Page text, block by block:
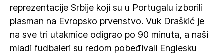
reprezentacije Srbije koji su u Portugalu izborili
plasman na Evropsko prvenstvo. Vuk Draškić je
na sve tri utakmice odigrao po 90 minuta, a naši
mladi fudbaleri su redom pobeđivali Englesku